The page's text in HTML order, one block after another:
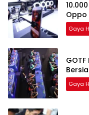
Oppo
Gaya
Gaya